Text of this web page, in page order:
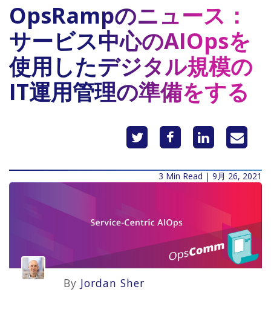
OpsRampのニュース：
サービス中心のAIOpsを
使用したデジタル規模の
IT運用管理の準備をする
3 Min Read | 9月 26, 2021
By Jordan Sher